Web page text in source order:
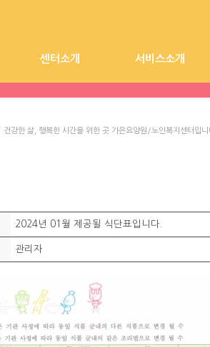
센터소개
시설장 인사말 시설전경
서비스소개
가은요양원
건강한 삶, 행복한 시간을 위한 곳 가은요양원/노인복지센터입니
2024년 01월 제공될 식단표입니다.
관리자